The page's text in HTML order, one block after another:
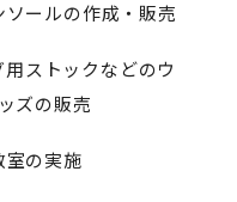
ソールの作成・販売
ストックなどのウ
ズの販売
室の実施